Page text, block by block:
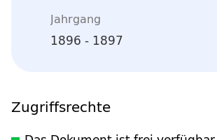
Jahrgang
1896 - 1897
Zugriffsrechte